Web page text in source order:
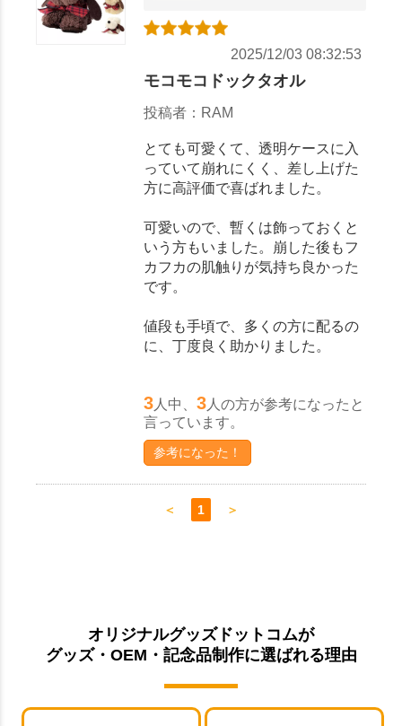
2025/12/03 08:32:53
モコモコドックタオル
投稿者：RAM
とても可愛くて、透明ケースに入
っていて崩れにくく、差し上げた
方に高評価で喜ばれました。
可愛いので、暫くは飾っておくと
いう方もいました。崩した後もフ
カフカの肌触りが気持ち良かった
です。
値段も手頃で、多くの方に配るの
に、丁度良く助かりました。
3 人中、 3 人の方が参考になったと
言っています。
参考になった！
＜ 1 ＞
オリジナルグッズドットコムが
グッズ・OEM・記念品制作に選ばれる理由